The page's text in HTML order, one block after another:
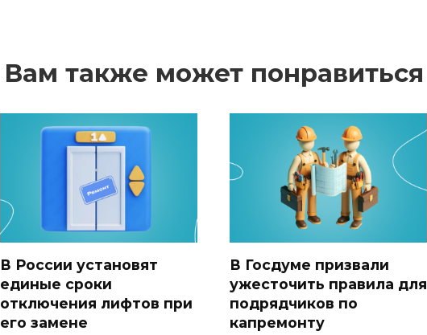
Вам также может понравиться
В России установят
единые сроки
отключения лифтов при
его замене
В Госдуме призвали
ужесточить правила для
подрядчиков по
капремонту